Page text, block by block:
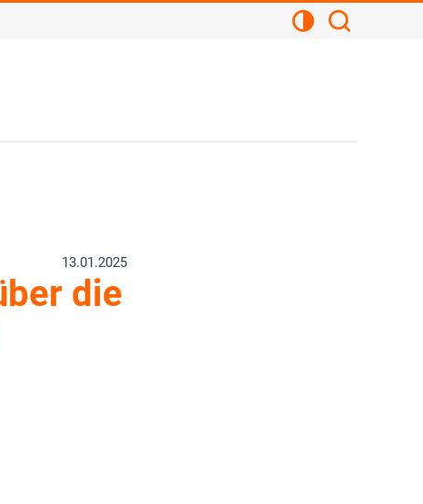
Kontrastansicht
13.01.2025
die